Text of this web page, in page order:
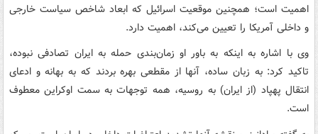
اهمیت است؛ همچنین موقعیت اسرائیل که ابعاد شاخص سیاست خارجی
و داخلی آمریکا را تعیین می‌کند، اهمیت دارد.
وی با اشاره به اینکه به باور او زمان‌بندی حمله به ایران تصادفی نبوده،
تاکید کرد: به زبان ساده، آنها از مقطعی بهره بردند که به بهانه و ادعای
انتقال پهپاد (از ایران) به روسیه، همه توجهات به سمت اوکراین معطوف
است.